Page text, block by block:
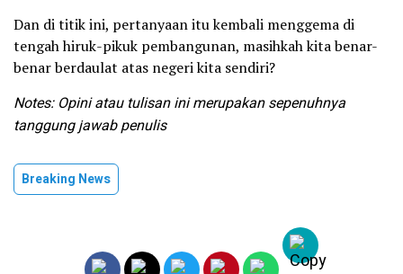
Dan di titik ini, pertanyaan itu kembali menggema di
tengah hiruk-pikuk pembangunan, masihkah kita benar-
benar berdaulat atas negeri kita sendiri?
Notes: Opini atau tulisan ini merupakan sepenuhnya
tanggung jawab penulis
Breaking News